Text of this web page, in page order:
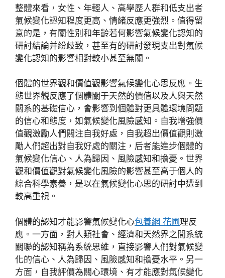
整體來看，女性、年輕人、高學歷人群和低支出者
氣候變化認知程度更高、情緒反應更強烈。值得留
意的是，有關性別和年齡若何影響氣候變化認知的
研討結論并紛歧致，甚至有的研討發現支出對氣候
變化認知的影響相對較小甚至無關。
個體的世界觀和價值觀影響氣候變化心思反應。生
態世界觀反應了個體關于天然的價值以及人與天然
關系的基礎信心，會影響到個體對更具體環境問題
的信心和態度，如氣候變化風險感知。自我增強價
值觀激勵人們關注自我好處，自我超出價值觀則激
勵人們超出對自我好處的關注，后者能進步個體的
氣候變化信心、人為歸因、風險感知和擔憂。世界
觀和價值觀對氣候變化風險的影響甚至高于個人的
綜合科學素養，是以在氣候變化心思的研討中遭到
較高重視。
個體的認知才能影響氣候變化心包養網 花圃理反
應。一方面，對人類社會、經濟和天然界之間系統
關聯的認知稱為系統思維，直接影響人們對氣候變
化的信心、人為歸因、風險感知和擔憂水平。另一
方面，自我評價為關心環境、有才能應對氣候變化